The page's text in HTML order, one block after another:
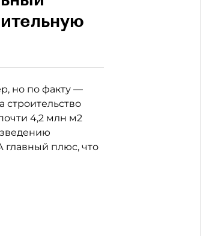
но по факту —
строительство
4,2 млн м2
главный плюс, что